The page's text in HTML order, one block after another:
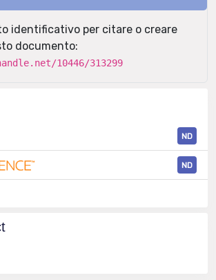
identificativo per citare o creare
documento:
10446/313299
ND
ND